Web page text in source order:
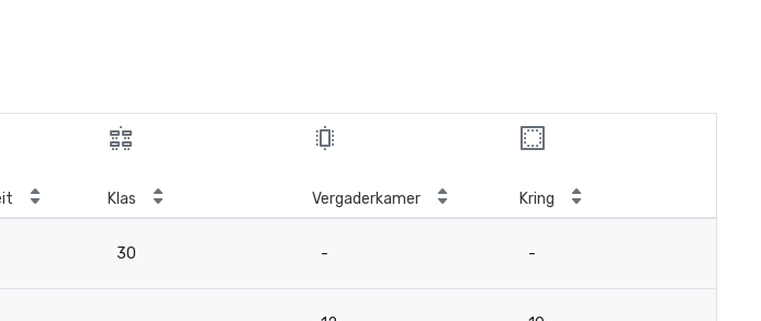
Klas Vergaderkamer Kring
30 - -